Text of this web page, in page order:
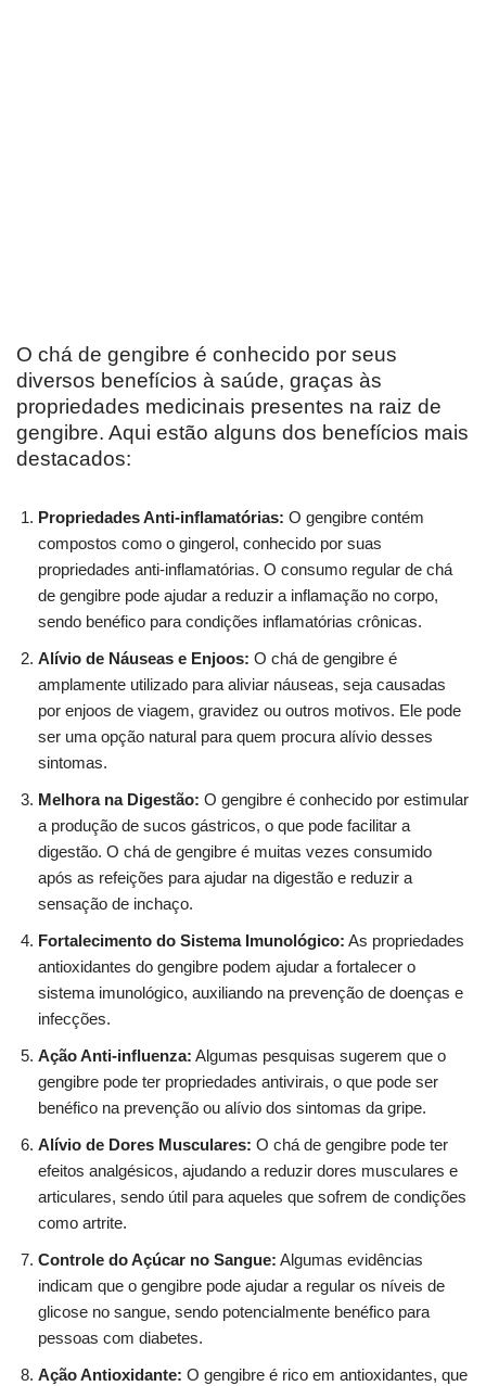
O chá de gengibre é conhecido por seus
diversos benefícios à saúde, graças às
propriedades medicinais presentes na raiz de
gengibre. Aqui estão alguns dos benefícios mais
destacados:
Propriedades Anti-inflamatórias: O gengibre contém
compostos como o gingerol, conhecido por suas
propriedades anti-inflamatórias. O consumo regular de chá
de gengibre pode ajudar a reduzir a inflamação no corpo,
sendo benéfico para condições inflamatórias crônicas.
Alívio de Náuseas e Enjoos: O chá de gengibre é
amplamente utilizado para aliviar náuseas, seja causadas
por enjoos de viagem, gravidez ou outros motivos. Ele pode
ser uma opção natural para quem procura alívio desses
sintomas.
Melhora na Digestão: O gengibre é conhecido por estimular
a produção de sucos gástricos, o que pode facilitar a
digestão. O chá de gengibre é muitas vezes consumido
após as refeições para ajudar na digestão e reduzir a
sensação de inchaço.
Fortalecimento do Sistema Imunológico: As propriedades
antioxidantes do gengibre podem ajudar a fortalecer o
sistema imunológico, auxiliando na prevenção de doenças e
infecções.
Ação Anti-influenza: Algumas pesquisas sugerem que o
gengibre pode ter propriedades antivirais, o que pode ser
benéfico na prevenção ou alívio dos sintomas da gripe.
Alívio de Dores Musculares: O chá de gengibre pode ter
efeitos analgésicos, ajudando a reduzir dores musculares e
articulares, sendo útil para aqueles que sofrem de condições
como artrite.
Controle do Açúcar no Sangue: Algumas evidências
indicam que o gengibre pode ajudar a regular os níveis de
glicose no sangue, sendo potencialmente benéfico para
pessoas com diabetes.
Ação Antioxidante: O gengibre é rico em antioxidantes, que